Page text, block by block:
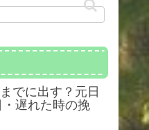
でに出す？元日
遅れた時の挽